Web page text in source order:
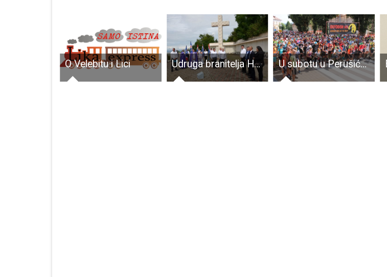
O Velebitu i Lici Udruga branitelja HEP-a poginulim kolegama postavila spomen-ploču iz Peruče U subotu u Perušiću drugo izdanje spektakularne utrke po Pećinskom parku Grabovača